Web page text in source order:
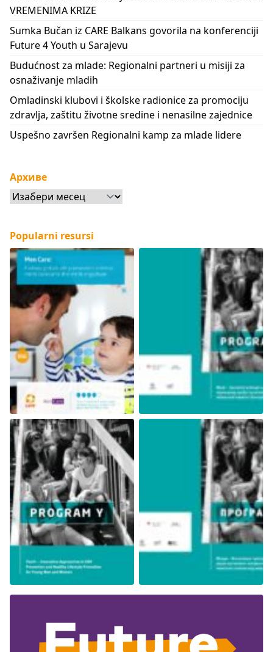
VREMENIMA KRIZE
Sumka Bučan iz CARE Balkans govorila na konferenciji
Future 4 Youth u Sarajevu
Budućnost za mlade: Regionalni partneri u misiji za
osnaživanje mladih
Omladinski klubovi i školske radionice za promociju
zdravlja, zaštitu životne sredine i nenasilne zajednice
Uspešno završen Regionalni kamp za mlade lidere
Архиве
Архиве
Popularni resursi